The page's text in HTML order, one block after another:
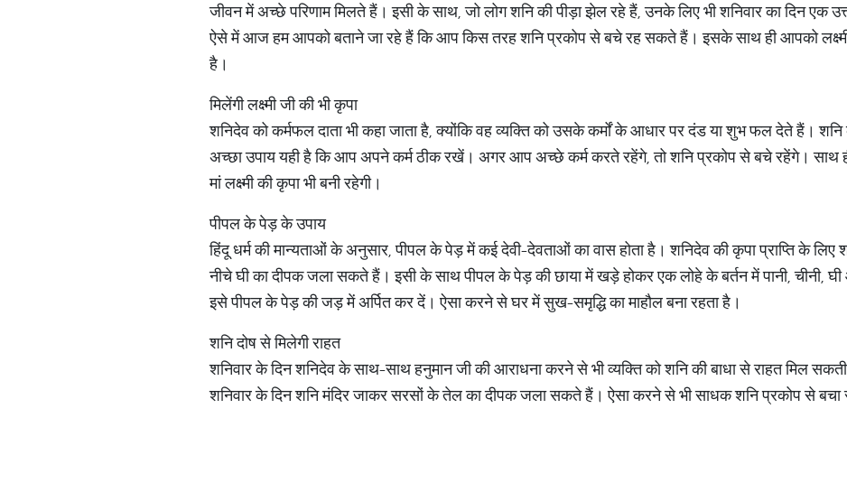
जीवन में अच्छे परिणाम मिलते हैं। इसी के साथ, जो लोग शनि की पीड़ा झेल रहे हैं, उनके लिए भी शनिवार का दिन एक
ऐसे में आज हम आपको बताने जा रहे हैं कि आप किस तरह शनि प्रकोप से बचे रह सकते हैं। इसके साथ ही आपको
है।
मिलेंगी लक्ष्मी जी की भी कृपा
शनिदेव को कर्मफल दाता भी कहा जाता है, क्योंकि वह व्यक्ति को उसके कर्मों के आधार पर दंड या शुभ फल देते हैं।
अच्छा उपाय यही है कि आप अपने कर्म ठीक रखें। अगर आप अच्छे कर्म करते रहेंगे, तो शनि प्रकोप से बचे रहेंगे। साथ
मां लक्ष्मी की कृपा भी बनी रहेगी।
पीपल के पेड़ के उपाय
हिंदू धर्म की मान्यताओं के अनुसार, पीपल के पेड़ में कई देवी-देवताओं का वास होता है। शनिदेव की कृपा प्राप्ति के लिए
नीचे घी का दीपक जला सकते हैं। इसी के साथ पीपल के पेड़ की छाया में खड़े होकर एक लोहे के बर्तन में पानी, चीनी,
इसे पीपल के पेड़ की जड़ में अर्पित कर दें। ऐसा करने से घर में सुख-समृद्धि का माहौल बना रहता है।
शनि दोष से मिलेगी राहत
शनिवार के दिन शनिदेव के साथ-साथ हनुमान जी की आराधना करने से भी व्यक्ति को शनि की बाधा से राहत मिल
शनिवार के दिन शनि मंदिर जाकर सरसों के तेल का दीपक जला सकते हैं। ऐसा करने से भी साधक शनि प्रकोप से बचा